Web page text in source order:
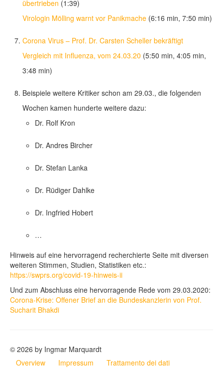
übertrieben (1:39)
Virologin Mölling warnt vor Panikmache (6:16 min, 7:50 min)
Corona Virus – Prof. Dr. Carsten Scheller bekräftigt
Vergleich mit Influenza, vom 24.03.20 (5:50 min, 4:05 min,
3:48 min)
Beispiele weitere Kritiker schon am 29.03., die folgenden
Wochen kamen hunderte weitere dazu:
Dr. Rolf Kron
Dr. Andres Bircher
Dr. Stefan Lanka
Dr. Rüdiger Dahlke
Dr. Ingfried Hobert
…
Hinweis auf eine hervorragend recherchierte Seite mit diversen
weiteren Stimmen, Studien, Statistiken etc.:
https://swprs.org/covid-19-hinweis-ii
Und zum Abschluss eine hervorragende Rede vom 29.03.2020:
Corona-Krise: Offener Brief an die Bundeskanzlerin von Prof.
Sucharit Bhakdi
© 2026 by Ingmar Marquardt
Overview
Impressum Trattamento dei dati